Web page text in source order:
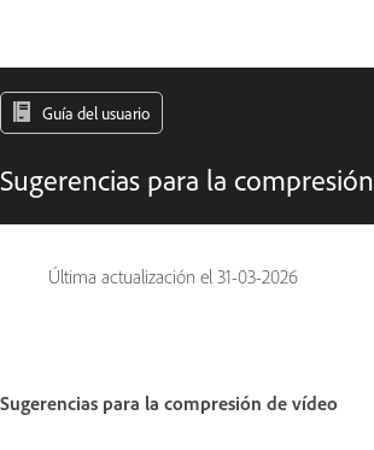
Guía del usuario
Sugerencias para la compresión
Última actualización el 31-03-2026
Sugerencias para la compresión de vídeo